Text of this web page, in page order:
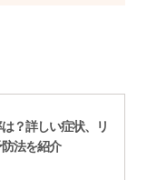
？詳しい症状、リ
法を紹介